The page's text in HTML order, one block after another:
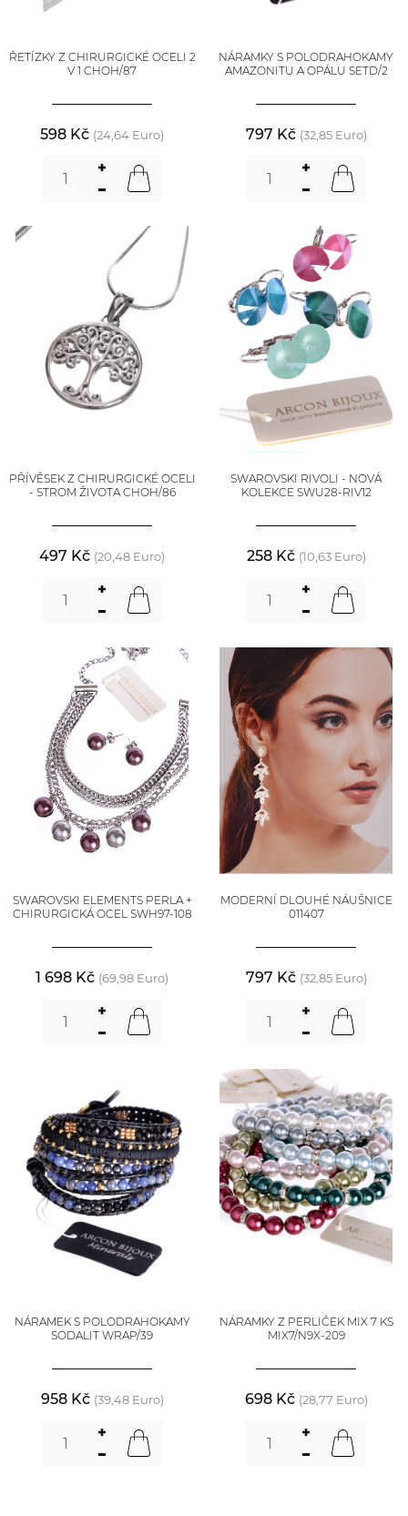
ŘETÍZKY Z CHIRURGICKÉ OCELI 2
V 1 CHOH/87
598 Kč (24,64 Euro)
NÁRAMKY S POLODRAHOKAMY
AMAZONITU A OPÁLU SETD/2
797 Kč (32,85 Euro)
PŘÍVĚSEK Z CHIRURGICKÉ OCELI
- STROM ŽIVOTA CHOH/86
497 Kč (20,48 Euro)
SWAROVSKI RIVOLI - NOVÁ
KOLEKCE SWU28-RIV12
258 Kč (10,63 Euro)
SWAROVSKI ELEMENTS PERLA +
CHIRURGICKÁ OCEL SWH97-108
1 698 Kč (69,98 Euro)
MODERNÍ DLOUHÉ NÁUŠNICE
011407
797 Kč (32,85 Euro)
NÁRAMEK S POLODRAHOKAMY
SODALIT WRAP/39
958 Kč (39,48 Euro)
NÁRAMKY Z PERLIČEK MIX 7 KS
MIX7/N9X-209
698 Kč (28,77 Euro)